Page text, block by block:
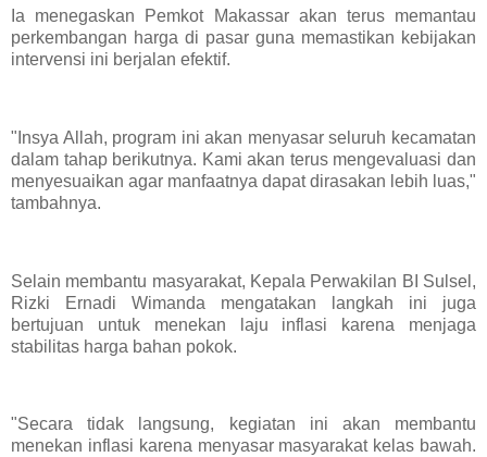
Ia menegaskan Pemkot Makassar akan terus memantau
perkembangan harga di pasar guna memastikan kebijakan
intervensi ini berjalan efektif.
"Insya Allah, program ini akan menyasar seluruh kecamatan
dalam tahap berikutnya. Kami akan terus mengevaluasi dan
menyesuaikan agar manfaatnya dapat dirasakan lebih luas,"
tambahnya.
Selain membantu masyarakat, Kepala Perwakilan BI Sulsel,
Rizki Ernadi Wimanda mengatakan langkah ini juga
bertujuan untuk menekan laju inflasi karena menjaga
stabilitas harga bahan pokok.
"Secara tidak langsung, kegiatan ini akan membantu
menekan inflasi karena menyasar masyarakat kelas bawah.